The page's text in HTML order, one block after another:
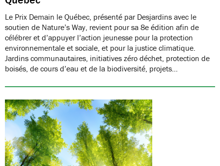
Le Prix Demain le Québec, présenté par Desjardins avec le
soutien de Nature’s Way, revient pour sa 8e édition afin de
célébrer et d’appuyer l’action jeunesse pour la protection
environnementale et sociale, et pour la justice climatique.
Jardins communautaires, initiatives zéro déchet, protection de
boisés, de cours d’eau et de la biodiversité, projets…